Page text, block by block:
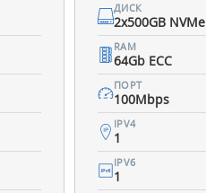
ДИСК
2x500GB NVMe
RAM
64Gb ECC
ПОРТ
100Mbps
IPV4
1
IPV6
1